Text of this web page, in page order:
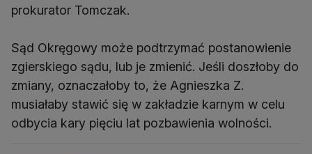
prokurator Tomczak.
Sąd Okręgowy może podtrzymać postanowienie
zgierskiego sądu, lub je zmienić. Jeśli doszłoby do
zmiany, oznaczałoby to, że Agnieszka Z.
musiałaby stawić się w zakładzie karnym w celu
odbycia kary pięciu lat pozbawienia wolności.